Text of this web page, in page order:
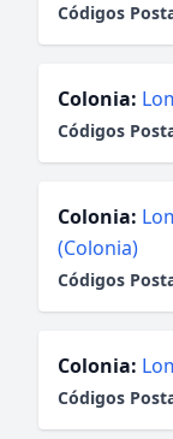
Códigos
Colonia:
Códigos
Colonia:
(Colonia)
Códigos
Colonia:
Códigos